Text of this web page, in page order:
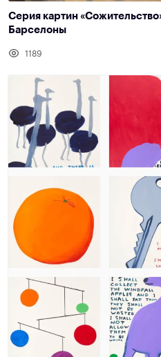
Серия картин
Барселоны
1189